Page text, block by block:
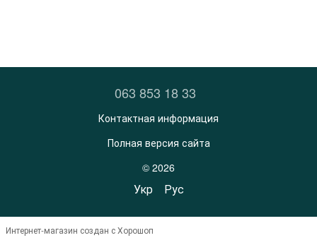
063 853 18 33
Контактная информация
Полная версия сайта
© 2026
Укр Рус
Интернет-магазин создан с Хорошоп